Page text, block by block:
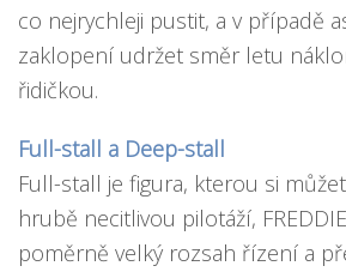
co nejrychleji pustit, a v případě
zaklopení udržet směr letu
řidičkou.
Full-stall a Deep-stall
Full-stall je figura, kterou si
hrubě necitlivou pilotáží,
poměrně velký rozsah řízení a